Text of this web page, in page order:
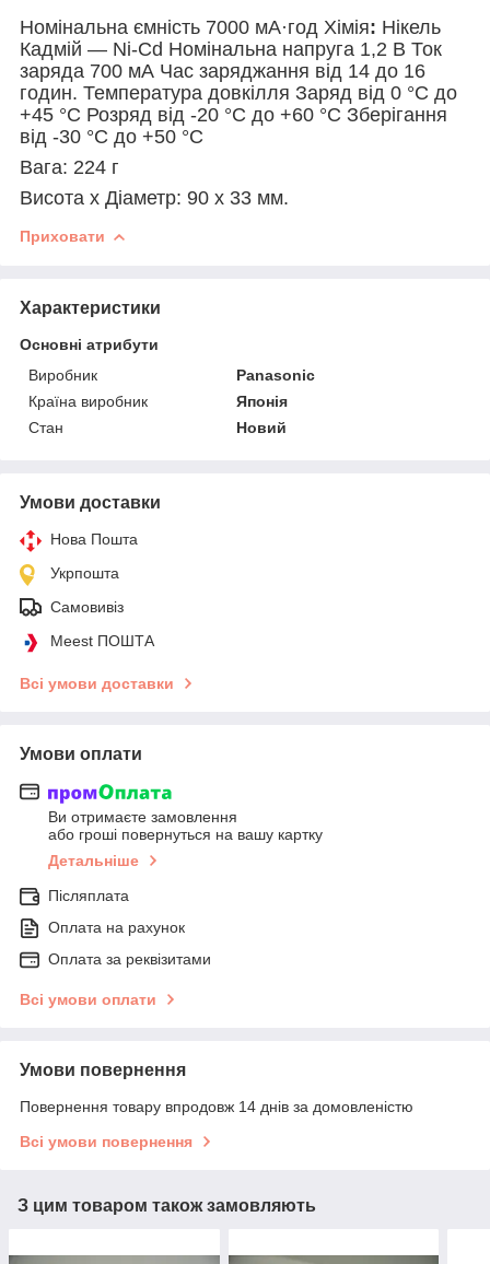
Номінальна ємність 7000 мА·год Хімія: Нікель
Кадмій — Ni-Cd Номінальна напруга 1,2 В Ток
заряда 700 мА Час заряджання від 14 до 16
годин. Температура довкілля Заряд від 0 °C до
+45 °C Розряд від -20 °C до +60 °C Зберігання
від -30 °C до +50 °C
Вага: 224 г
Висота x Діаметр: 90 x 33 мм.
Приховати
Характеристики
Основні атрибути
Виробник
Panasonic
Країна виробник
Японія
Стан
Новий
Умови доставки
Нова Пошта
Укрпошта
Самовивіз
Meest ПОШТА
Всі умови доставки
Умови оплати
Ви отримаєте замовлення
або гроші повернуться на вашу картку
Детальніше
Післяплата
Оплата на рахунок
Оплата за реквізитами
Всі умови оплати
Умови повернення
Повернення товару впродовж 14 днів за домовленістю
Всі умови повернення
З цим товаром також замовляють